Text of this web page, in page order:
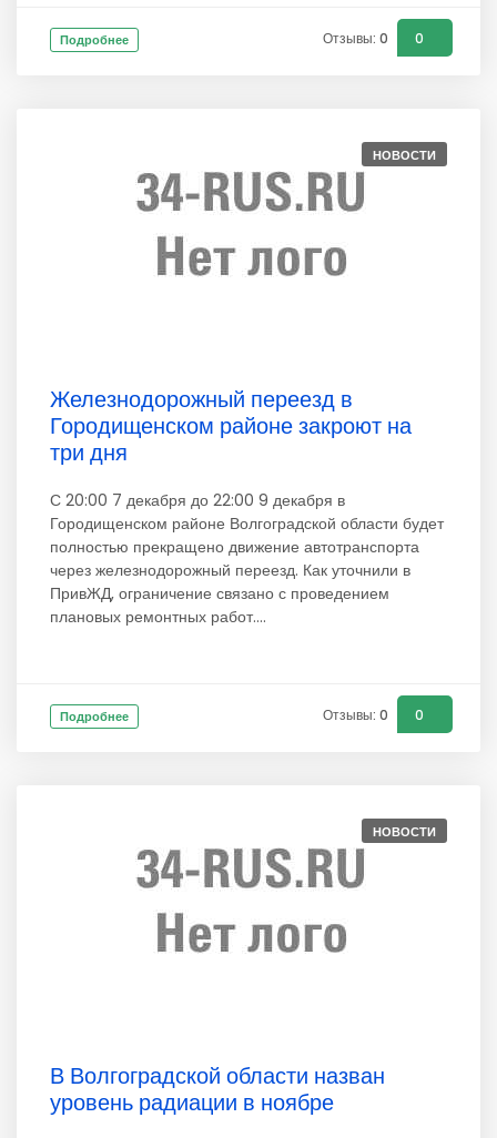
Подробнее Отзывы: 0 0
НОВОСТИ
Железнодорожный переезд в
Городищенском районе закроют на
три дня
С 20:00 7 декабря до 22:00 9 декабря в
Городищенском районе Волгоградской области будет
полностью прекращено движение автотранспорта
через железнодорожный переезд. Как уточнили в
ПривЖД, ограничение связано с проведением
плановых ремонтных работ....
Подробнее Отзывы: 0 0
НОВОСТИ
В Волгоградской области назван
уровень радиации в ноябре